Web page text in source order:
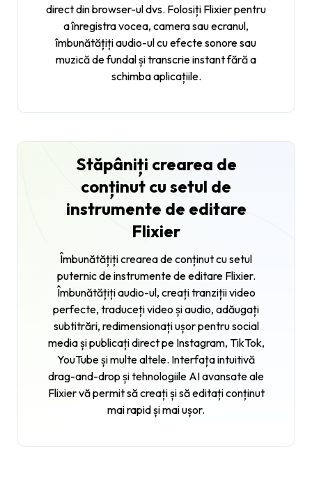
direct din browser-ul dvs. Folosiți Flixier pentru
a înregistra vocea, camera sau ecranul,
îmbunătățiți audio-ul cu efecte sonore sau
muzică de fundal și transcrie instant fără a
schimba aplicațiile.
Stăpâniți crearea de
conținut cu setul de
instrumente de editare
Flixier
Îmbunătățiți crearea de conținut cu setul
puternic de instrumente de editare Flixier.
Îmbunătățiți audio-ul, creați tranziții video
perfecte, traduceți video și audio, adăugați
subtitrări, redimensionați ușor pentru social
media și publicați direct pe Instagram, TikTok,
YouTube și multe altele. Interfața intuitivă
drag-and-drop și tehnologiile AI avansate ale
Flixier vă permit să creați și să editați conținut
mai rapid și mai ușor.